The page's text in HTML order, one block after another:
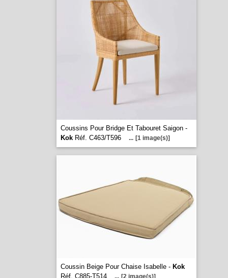
Coussins Pour Bridge Et Tabouret Saigon -
KokRéf. C463/T596 ... [1 image(s)]
Coussin Beige Pour Chaise Isabelle - Kok
Réf. C885-T514
... [2 image(s)]